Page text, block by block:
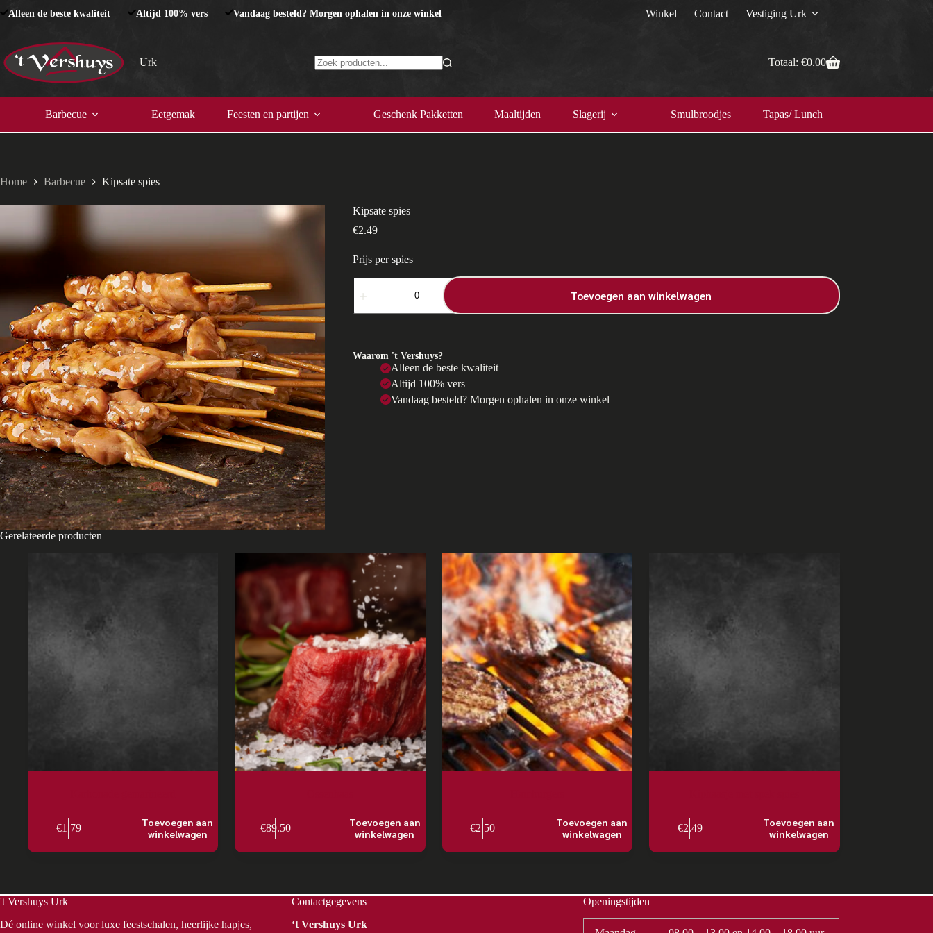
naarAlleen de beste kwaliteit Altijd 100% vers Vandaag besteld? Morgen ophalen in onze winkel Winkel Contact Vestiging Urk
Urk
Totaal: €0.00
Barbecue Eetgemak Feesten en partijen Geschenk Pakketten Maaltijden Slagerij Smulbroodjes Tapas/ Lunch
Home Barbecue Kipsate spies
Kipsate spies
€2.49
Prijs per spies
Kipsate
spies
Toevoegen aan winkelwagen
Waarom 't Vershuys?
Alleen de beste kwaliteit
Altijd 100% vers
Vandaag besteld? Morgen ophalen in onze winkel
Gerelateerde producten
€1.79
Toevoegen aan
winkelwagen
€89.50
Toevoegen aan
winkelwagen
€2.50
Toevoegen aan
winkelwagen
€2.49
Toevoegen aan
winkelwagen
't Vershuys Urk
Dé online winkel voor luxe feestschalen, heerlijke hapjes,
Contactgegevens
‘t Vershuys Urk
Openingstijden